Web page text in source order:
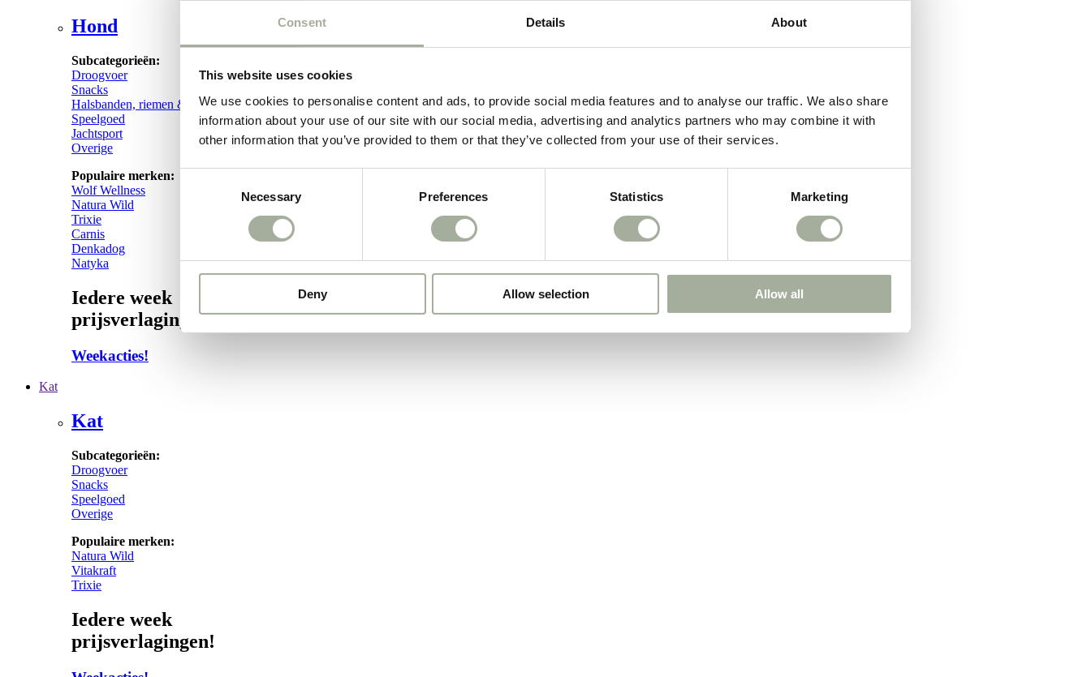
Consent Details About
This website uses cookies
We use cookies to personalise content and ads, to provide social media features and to analyse our traffic. We also share
information about your use of our site with our social media, advertising and analytics partners who may combine it with
other information that you’ve provided to them or that they’ve collected from your use of their services.
Necessary Preferences Statistics Marketing
Deny Allow selection Allow all
Hond
Subcategorieën:
Droogvoer
Snacks
Halsbanden, riemen & tuigen
Speelgoed
Jachtsport
Overige
Populaire merken:
Wolf Wellness
Natura Wild
Trixie
Carnis
Denkadog
Natyka
Iedere week
prijsverlagingen!
Weekacties!
Kat
Kat
Subcategorieën:
Droogvoer
Snacks
Speelgoed
Overige
Populaire merken:
Natura Wild
Vitakraft
Trixie
Iedere week
prijsverlagingen!